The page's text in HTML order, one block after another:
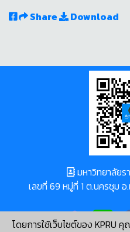
Share
Download
โดยการใช้เว็บไซต์ของ KPRU
มหาวิทยาลัย
เลขที่ 69 หมู่ที่ 1 ต.นครชุม